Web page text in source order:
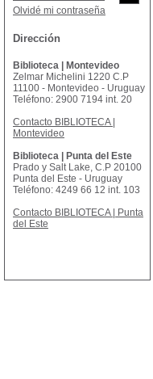
Olvidé mi contraseña
Dirección
Biblioteca | Montevideo
Zelmar Michelini 1220 C.P
11100 - Montevideo - Uruguay
Teléfono: 2900 7194 int. 20
Contacto BIBLIOTECA |
Montevideo
Biblioteca | Punta del Este
Prado y Salt Lake, C.P 20100
Punta del Este - Uruguay
Teléfono: 4249 66 12 int. 103
Contacto BIBLIOTECA | Punta
del Este